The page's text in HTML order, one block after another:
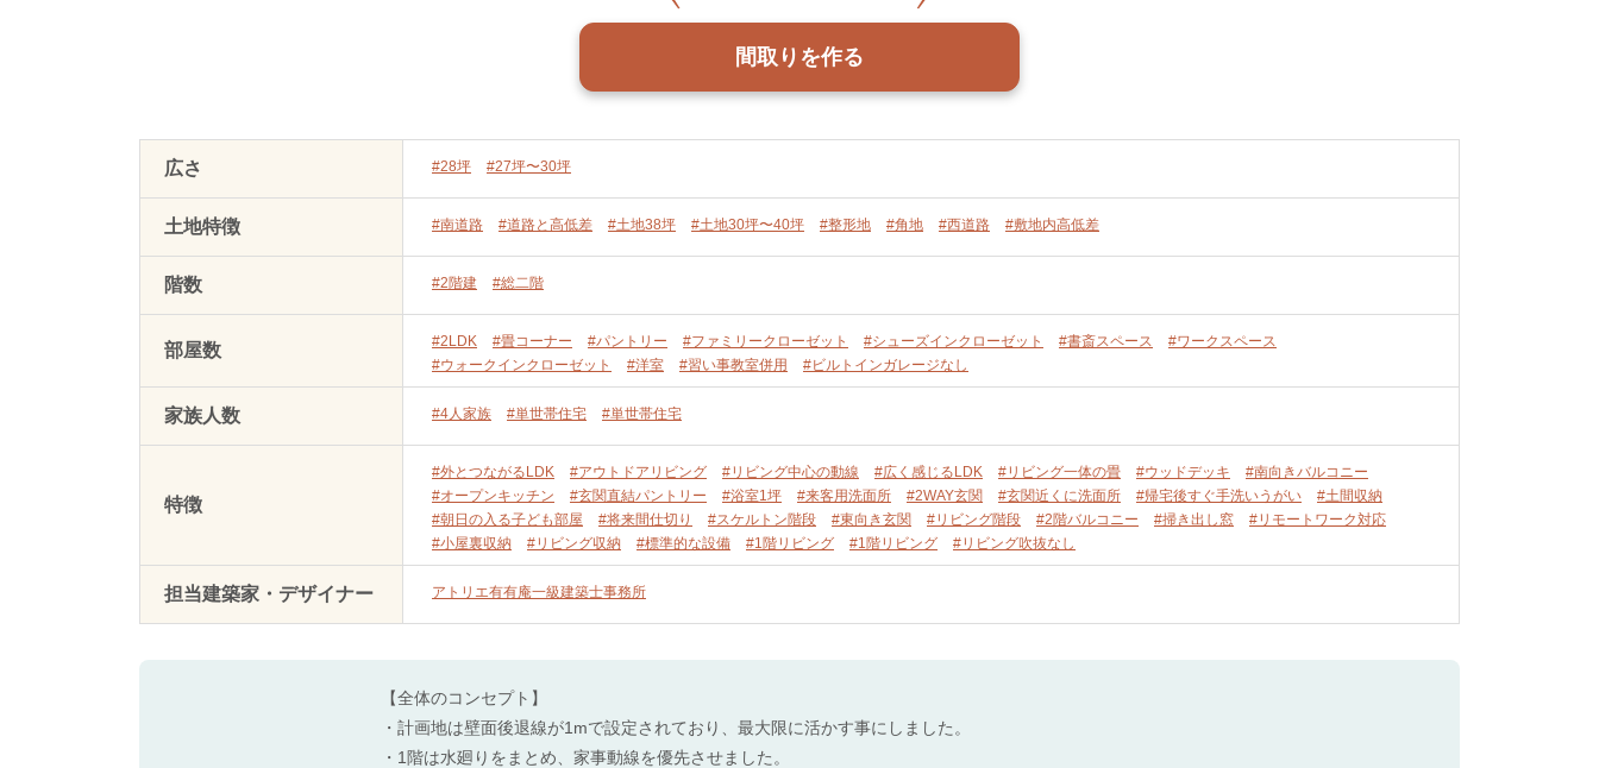
間取りを作る
広さ #28坪 #27坪〜30坪
土地特徴 #南道路 #道路と高低差 #土地38坪 #土地30坪〜40坪 #整形地 #角地 #西道路 #敷地内高低差
階数 #2階建 #総二階
部屋数 #2LDK #畳コーナー #パントリー #ファミリークローゼット #シューズインクローゼット #書斎スペース
#ワークスペース
#ウォークインクローゼット
#洋室 #習い事教室併用 #ビルトインガレージなし
家族人数 #4人家族 #単世帯住宅 #単世帯住宅
特徴
#外とつながるLDK #アウトドアリビング #リビング中心の動線 #広く感じるLDK #リビング一体の畳 #ウッドデッキ
#南向きバルコニー
#オープンキッチン
#玄関直結パントリー #浴室1坪 #来客用洗面所 #2WAY玄関 #玄関近くに洗面所 #帰宅後すぐ手洗いうがい
#土間収納
#朝日の入る子ども部屋
#将来間仕切り #スケルトン階段 #東向き玄関 #リビング階段 #2階バルコニー #掃き出し窓
#リモートワーク対応
#小屋裏収納
#リビング収納 #標準的な設備 #1階リビング #1階リビング #リビング吹抜なし
担当建築家・デザイナー アトリエ有有庵一級建築士事務所
【全体のコンセプト】
・計画地は壁面後退線が1mで設定されており、最大限に活かす事にしました。
・1階は水廻りをまとめ、家事動線を優先させました。